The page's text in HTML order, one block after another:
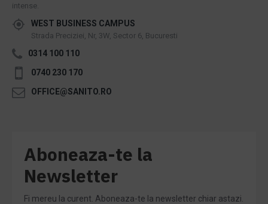
intense.
WEST BUSINESS CAMPUS
Strada Preciziei, Nr, 3W, Sector 6, Bucuresti
0314 100 110
0740 230 170
OFFICE@SANITO.RO
Aboneaza-te la
Newsletter
Fi mereu la curent. Aboneaza-te la newsletter chiar astazi.